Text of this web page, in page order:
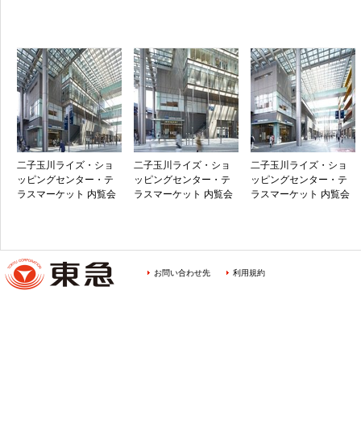
二子玉川ライズ・ショ
ッピングセンター・テ
ラスマーケット 内覧会
二子玉川ライズ・ショ
ッピングセンター・テ
ラスマーケット 内覧会
二子玉川ライズ・ショ
ッピングセンター・テ
ラスマーケット 内覧会
お問い合わせ先 利用規約